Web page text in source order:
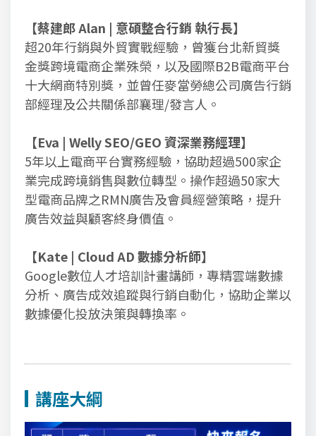
【蔡建郎 Alan | 意碩整合行銷 執行長】
超20年行銷與外貿實戰經驗，曾獲台北新貿獎
金獎跨境電商企業殊榮，以及國際B2B電商平台
十大網商特別獎，並曾任麥當勞總公司廣告行銷
部經理及公共關係部襄理/發言人。
【Eva | Welly SEO/GEO 資深業務經理】
5年以上電商平台實務經驗，協助超過500家企
業完成跨境銷售與數位轉型。操作超過50家大
型電商品牌之RMN廣告及會員經營策略，提升
廣告效益與顧客終身價值。
【Kate | Cloud AD 數據分析師】
Google數位人才培訓計畫講師，專精雲端數據
分析、廣告成效追蹤與行銷自動化，協助企業以
數據優化投放決策與轉換率。
講座大綱